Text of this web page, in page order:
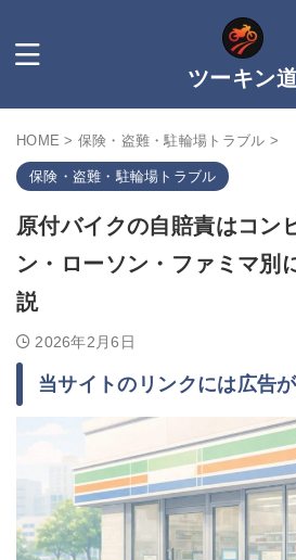
ツーキン
HOME > 保険・盗難・駐輪場トラブル >
保険・盗難・駐輪場トラブル
原付バイクの自賠責はコン
ン・ローソン・ファミマ別
説
2026年2月6日
当サイトのリンクには広告